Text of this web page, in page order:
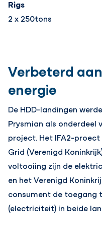
Rigs
2 x 250tons
Verbeterd
energie
De HDD-landingen
Prysmian als onderdeel
project. Het IFA2-
Grid (Verenigd
voltooiing zijn de
en het Verenigd
consument de toegang
(electriciteit) in beide